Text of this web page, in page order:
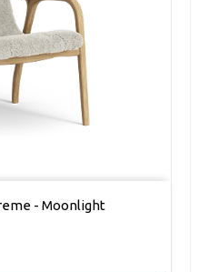
- Moonlight